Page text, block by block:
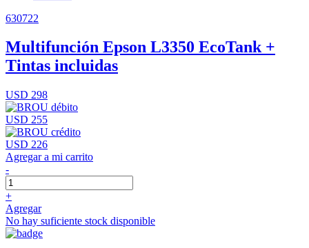
630722
Multifunción Epson L3350 EcoTank +
Tintas incluidas
USD 298
USD 255
USD 226
Agregar a mi carrito
-
+
Agregar
No hay suficiente stock disponible